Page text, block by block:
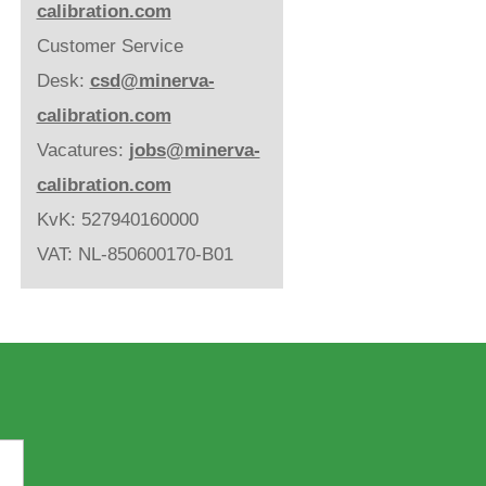
calibration.com
Customer Service
Desk: csd@minerva-
calibration.com
Vacatures: jobs@minerva-
calibration.com
KvK: 527940160000
VAT: NL-850600170-B01